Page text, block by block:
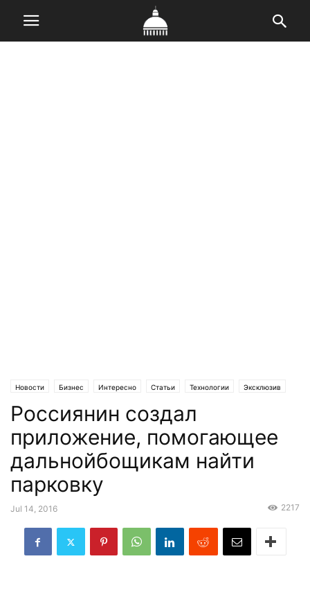
Новости Бизнес Интересно Статьи Технологии Эксклюзив
Россиянин создал
приложение, помогающее
дальнойбощикам найти
парковку
Jul 14, 2016 2217